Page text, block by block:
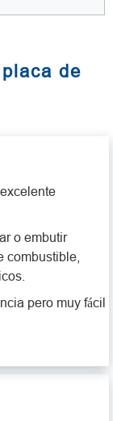
de
o embutir
combustible,
pero muy fácil